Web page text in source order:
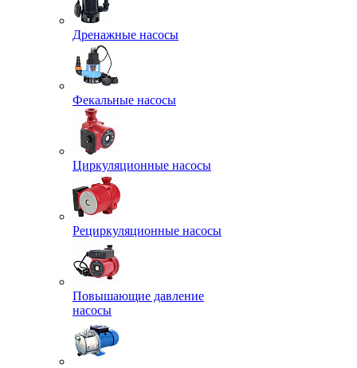
Дренажные насосы
Фекальные насосы
Циркуляционные насосы
Рециркуляционные насосы
Повышающие давление
насосы